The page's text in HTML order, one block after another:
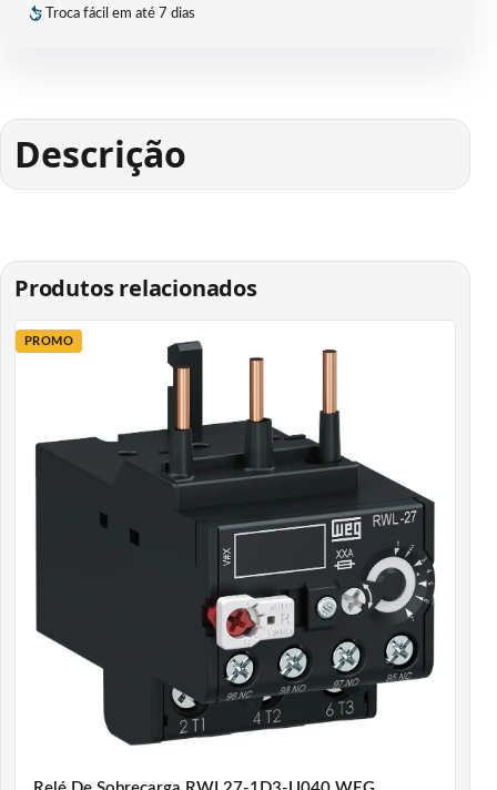
Troca fácil em até 7 dias
Descrição
Produtos relacionados
PROMO